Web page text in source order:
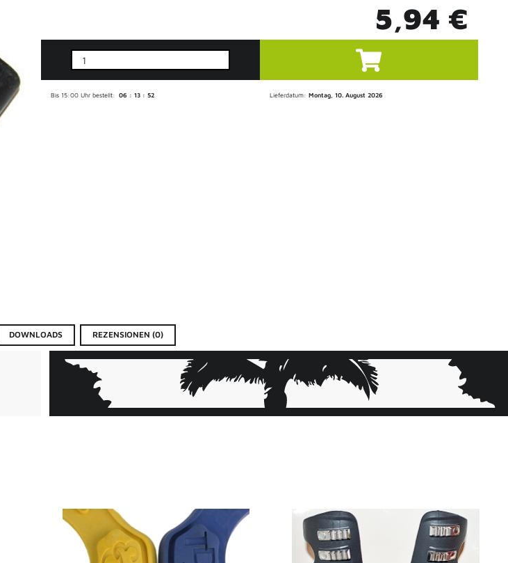
5,94 €
Bis 15:00 Uhr bestellt: 06 : 13 : 51 Lieferdatum: Montag, 10. August 2026
DOWNLOADS REZENSIONEN (0)